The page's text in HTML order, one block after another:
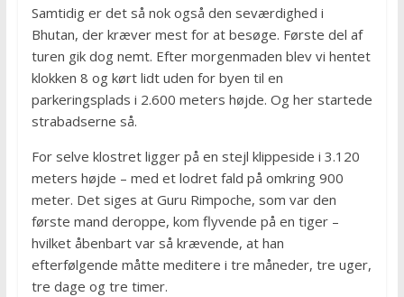
Samtidig er det så nok også den seværdighed i
Bhutan, der kræver mest for at besøge. Første del af
turen gik dog nemt. Efter morgenmaden blev vi hentet
klokken 8 og kørt lidt uden for byen til en
parkeringsplads i 2.600 meters højde. Og her startede
strabadserne så.
For selve klostret ligger på en stejl klippeside i 3.120
meters højde – med et lodret fald på omkring 900
meter. Det siges at Guru Rimpoche, som var den
første mand deroppe, kom flyvende på en tiger –
hvilket åbenbart var så krævende, at han
efterfølgende måtte meditere i tre måneder, tre uger,
tre dage og tre timer.